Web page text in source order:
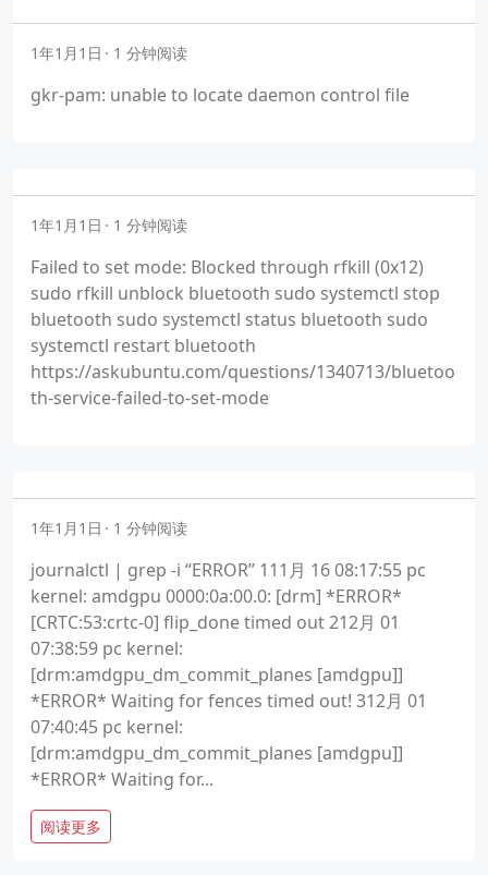
1年1月1日 1 分钟阅读
gkr-pam: unable to locate daemon control file
1年1月1日 1 分钟阅读
Failed to set mode: Blocked through rfkill (0x12)
sudo rfkill unblock bluetooth sudo systemctl stop
bluetooth sudo systemctl status bluetooth sudo
systemctl restart bluetooth
https://askubuntu.com/questions/1340713/bluetoo
th-service-failed-to-set-mode
1年1月1日 1 分钟阅读
journalctl | grep -i “ERROR” 111月 16 08:17:55 pc
kernel: amdgpu 0000:0a:00.0: [drm] *ERROR*
[CRTC:53:crtc-0] flip_done timed out 212月 01
07:38:59 pc kernel:
[drm:amdgpu_dm_commit_planes [amdgpu]]
*ERROR* Waiting for fences timed out! 312月 01
07:40:45 pc kernel:
[drm:amdgpu_dm_commit_planes [amdgpu]]
*ERROR* Waiting for...
阅读更多